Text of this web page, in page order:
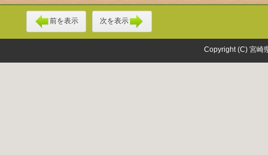
前を表示 次を表示
Copyright (C) 宮崎